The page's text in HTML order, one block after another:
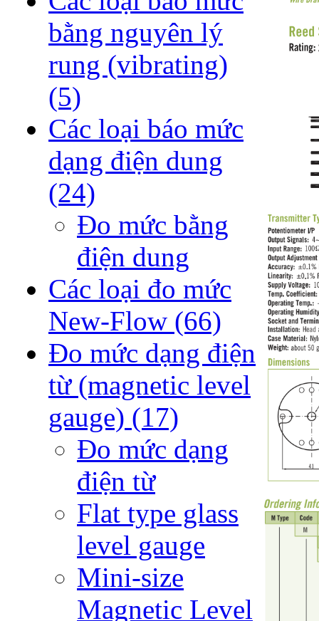
bằng nguyên lý
rung (vibrating)
(5)
Các loại báo mức
dạng điện dung
(24)
Đo mức bằng
điện dung
Các loại đo mức
New-Flow (66)
Đo mức dạng điện
từ (magnetic level
gauge) (17)
Đo mức dạng
điện từ
Flat type glass
level gauge
Mini-size
Magnetic Level